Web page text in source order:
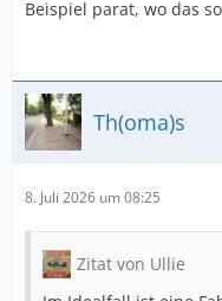
Beispiel parat, wo das
Th(oma)s
8. Juli 2026 um 08:25
Zitat von Ullie